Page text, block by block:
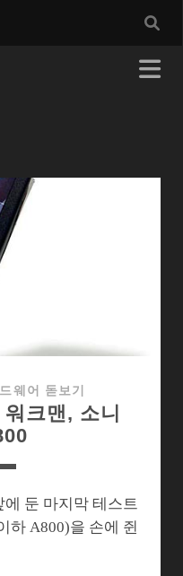
웨어 돋보기
크맨, 소니
둔 마지막 테스트
하 A800)을 손에 쥔